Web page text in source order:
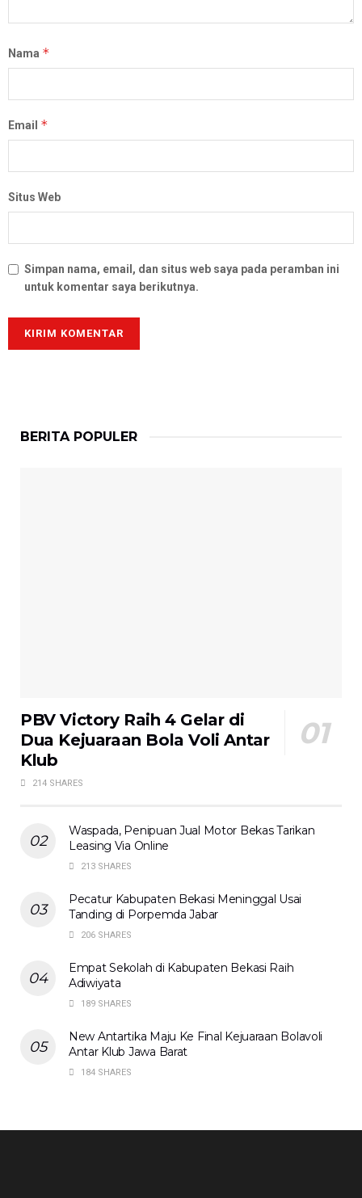
Nama *
Email *
Situs Web
Simpan nama, email, dan situs web saya pada peramban ini
untuk komentar saya berikutnya.
BERITA POPULER
PBV Victory Raih 4 Gelar di
Dua Kejuaraan Bola Voli Antar
Klub
214 SHARES
Waspada, Penipuan Jual Motor Bekas Tarikan
Leasing Via Online
213 SHARES
Pecatur Kabupaten Bekasi Meninggal Usai
Tanding di Porpemda Jabar
206 SHARES
Empat Sekolah di Kabupaten Bekasi Raih
Adiwiyata
189 SHARES
New Antartika Maju Ke Final Kejuaraan Bolavoli
Antar Klub Jawa Barat
184 SHARES